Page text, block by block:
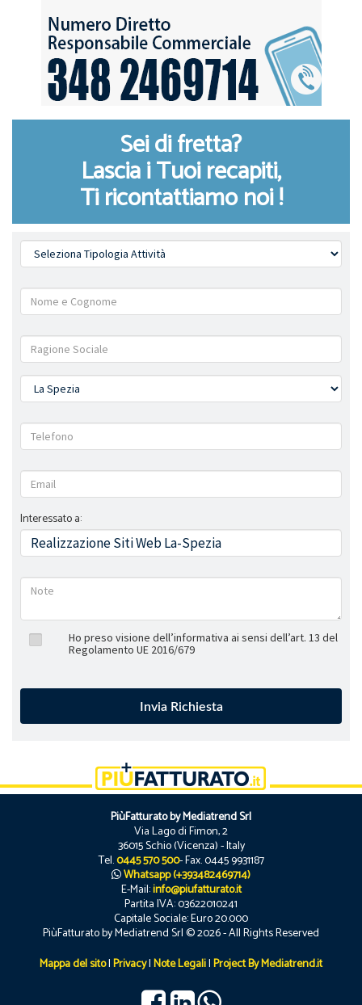
Sei di fretta?
Lascia i Tuoi recapiti,
Ti ricontattiamo noi !
Interessato a:
Ho preso visione dell’informativa ai sensi dell’art. 13 del
Regolamento UE 2016/679
PiùFatturato by Mediatrend Srl
Via Lago di Fimon, 2
36015 Schio (Vicenza) - Italy
Tel.0445 570 500- Fax. 0445 9931187
Whatsapp (+393482469714)
E-Mail:info@piufatturato.it
Partita IVA: 03622010241
Capitale Sociale: Euro 20.000
PiùFatturato by Mediatrend Srl © 2026 - All Rights Reserved
Mappa del sito|Privacy|Note Legali|Project By Mediatrend.it